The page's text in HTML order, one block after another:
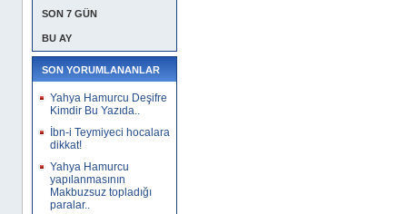
SON 7 GÜN
BU AY
SON YORUMLANANLAR
Yahya Hamurcu Deşifre
Kimdir Bu Yazıda..
İbn-i Teymiyeci hocalara
dikkat!
Yahya Hamurcu
yapılanmasının
Makbuzsuz topladığı
paralar..